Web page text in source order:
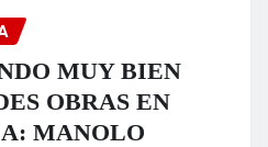
MUY BIEN
OBRAS EN
MANOLO